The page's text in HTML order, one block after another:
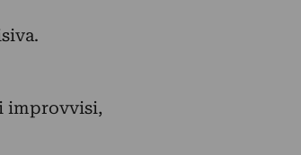
improvvisi,